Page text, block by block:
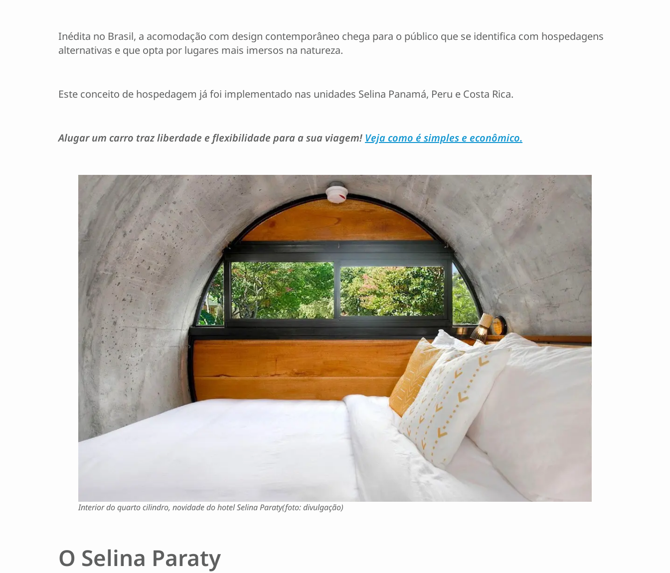
Inédita no Brasil, a acomodação com design contemporâneo chega para o público que se identifica com hospedagens
alternativas e que opta por lugares mais imersos na natureza.
Este conceito de hospedagem já foi implementado nas unidades Selina Panamá, Peru e Costa Rica.
Alugar um carro traz liberdade e flexibilidade para a sua viagem! Veja como é simples e econômico.
Interior do quarto cilindro, novidade do hotel Selina Paraty(foto: divulgação)
O Selina Paraty